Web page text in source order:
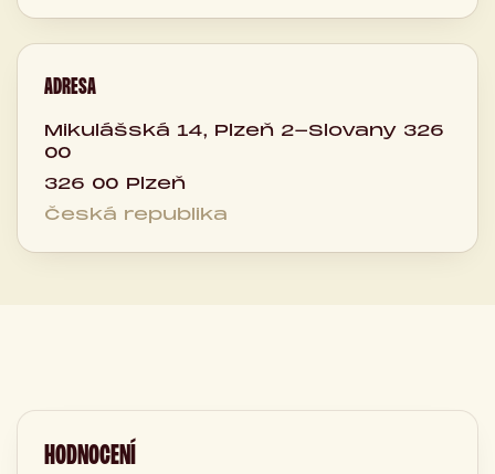
ADRESA
Mikulášská 14, Plzeň 2-Slovany 326
00
326 00 Plzeň
Česká republika
HODNOCENÍ